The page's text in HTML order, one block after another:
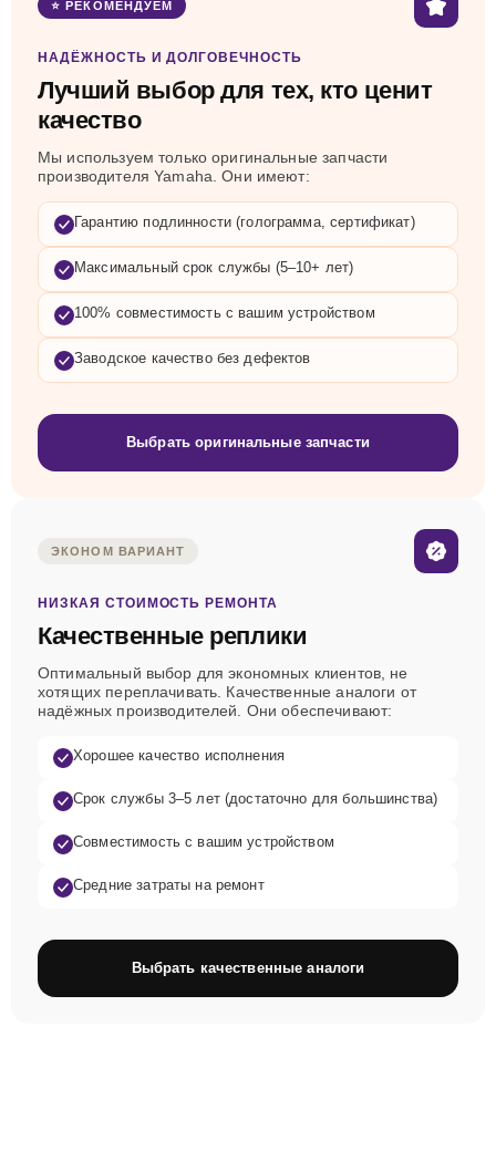
⭐ РЕКОМЕНДУЕМ
НАДЁЖНОСТЬ И ДОЛГОВЕЧНОСТЬ
Лучший выбор для тех, кто ценит
качество
Мы используем только оригинальные запчасти
производителя Yamaha. Они имеют:
Гарантию подлинности (голограмма, сертификат)
Максимальный срок службы (5–10+ лет)
100% совместимость с вашим устройством
Заводское качество без дефектов
Выбрать оригинальные запчасти
ЭКОНОМ ВАРИАНТ
НИЗКАЯ СТОИМОСТЬ РЕМОНТА
Качественные реплики
Оптимальный выбор для экономных клиентов, не
хотящих переплачивать. Качественные аналоги от
надёжных производителей. Они обеспечивают:
Хорошее качество исполнения
Срок службы 3–5 лет (достаточно для большинства)
Совместимость с вашим устройством
Средние затраты на ремонт
Выбрать качественные аналоги